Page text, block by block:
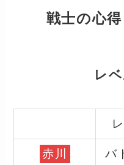
戦士の心得
レ
赤川
バ